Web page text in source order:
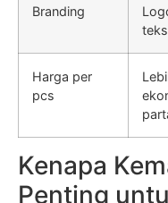
Branding
Harga per
pcs
Kenapa
Penting